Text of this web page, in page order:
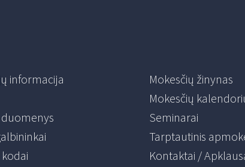
informacija
Mokesčių žinynas
Mokesčių
Seminarai
Tarptautinis
Kontaktai /